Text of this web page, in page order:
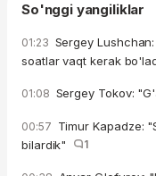
So'nggi yangiliklar
01:23 Sergey
soatlar vaqt kerak
01:08 Sergey Tokov:
00:57 Timur Kapadze:
bilardik"
1